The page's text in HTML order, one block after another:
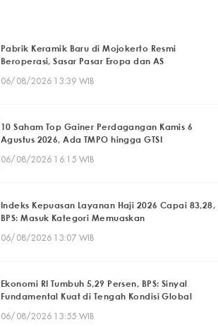
Pabrik Keramik Baru di Mojokerto Resmi
Beroperasi, Sasar Pasar Eropa dan AS
06/08/2026 13:39 WIB
10 Saham Top Gainer Perdagangan Kamis 6
Agustus 2026, Ada TMPO hingga GTSI
06/08/2026 16:15 WIB
Indeks Kepuasan Layanan Haji 2026 Capai 83,28,
BPS: Masuk Kategori Memuaskan
06/08/2026 13:07 WIB
Ekonomi RI Tumbuh 5,29 Persen, BPS: Sinyal
Fundamental Kuat di Tengah Kondisi Global
06/08/2026 13:55 WIB